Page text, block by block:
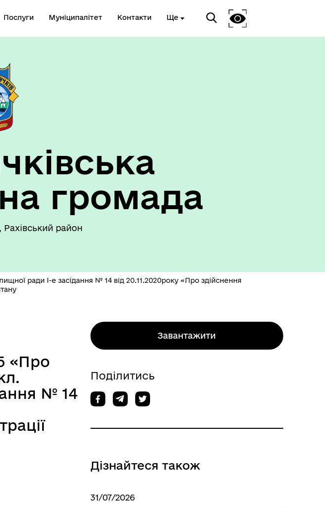
Послуги Муніципалітет Контакти Ще
громада
Рахівський район
ради І-е засідання № 14 від 20.11.2020року «Про здійснення
«Про
№ 14
Завантажити
Поділитись
Дізнайтеся також
31/07/2026